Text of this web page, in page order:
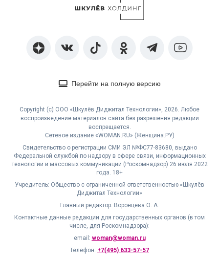
Перейти на полную версию
Copyright (с) ООО «Шкулёв Диджитал Технологии», 2026. Любое
воспроизведение материалов сайта без разрешения редакции
воспрещается.
Сетевое издание «WOMAN.RU» (Женщина.РУ)
Свидетельство о регистрации СМИ ЭЛ №ФС77-83680, выдано
Федеральной службой по надзору в сфере связи, информационных
технологий и массовых коммуникаций (Роскомнадзор) 26 июля 2022
года. 18+
Учредитель: Общество с ограниченной ответственностью «Шкулёв
Диджитал Технологии»
Главный редактор: Воронцева О. А.
Контактные данные редакции для государственных органов (в том
числе, для Роскомнадзора):
email: woman@woman.ru
Телефон: +7(495) 633-57-57